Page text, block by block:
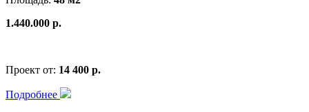
1.440.000 р.
Проект от: 14 400 р.
Подробнее